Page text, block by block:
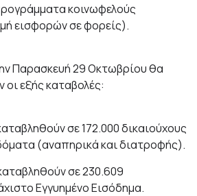
κοινωφελούς
εισφορών σε φορείς).
Παρασκευή 29 Οκτωβρίου θα
εξής καταβολές:
σε 172.000 δικαιούχους
(αναπηρικά και διατροφής).
σε 230.609
Εγγυημένο Εισόδημα.